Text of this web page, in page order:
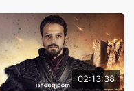
02:13:38